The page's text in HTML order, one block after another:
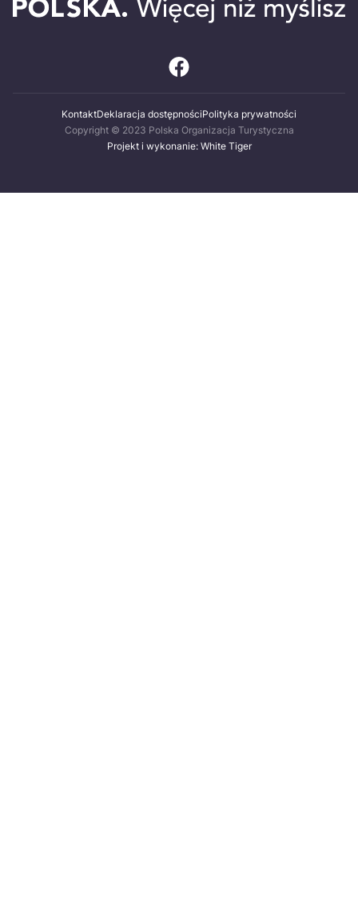
KontaktDeklaracja dostępnościPolityka prywatności
Copyright © 2023 Polska Organizacja Turystyczna
Projekt i wykonanie: White Tiger